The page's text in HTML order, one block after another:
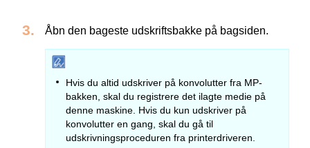
Åbn den bageste udskriftsbakke på bagsiden.
Hvis du altid udskriver på konvolutter fra MP-
bakken, skal du registrere det ilagte medie på
denne maskine. Hvis du kun udskriver på
konvolutter en gang, skal du gå til
udskrivningsproceduren fra printerdriveren.